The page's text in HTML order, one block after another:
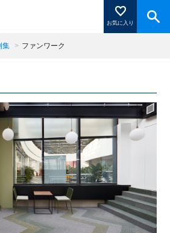
お気に入り
気に入り登録」を押すと登録した
ます。
閉じる
集 > ファンワーク